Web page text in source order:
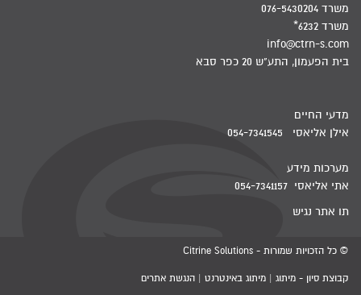
משרד 076-5430204
משרד 6232*
info@ctrn-s.com
בית הפעמון, התע"ש 20 כפר סבא
מדעי החיים
אילן אליאסי 054-7341545
מערכות מידע
אתי אליאסי 054-7341157
תו אתר נגיש
© כל הזכויות שמורות - Citrine Solutions
קבוצת סיון - מיתוג | מיתוג באינטרנט | הנגשת אתרים